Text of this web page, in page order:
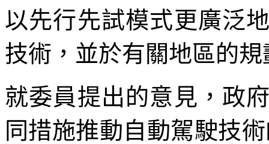
以先行先試模式更廣泛
技術，並於有關地區的
就委員提出的意見，政
同措施推動自動駕駛技